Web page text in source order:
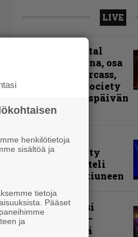
LIVE
Hellsinki Metal
Festival kuvina, osa
1 – Accept, Carcass,
Black Label Society
ja muita avauspäivän
esiintyjiä
Livearvio:
Loppuunmyyty
Tavastia saatteli
Sepulturan ikiuneen
Rokki Raikasi
Tampereella –
Infernon neljä
henkilötietoja
sisältöä ja
tietoja
Pääset
ja